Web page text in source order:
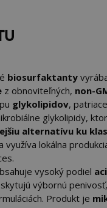
biosurfaktanty
z obnoviteľných, non-
glykolipidov,
glykolipidy,
alternatívu ku
lokálna
vysoký podiel
výbornú
Produkt je